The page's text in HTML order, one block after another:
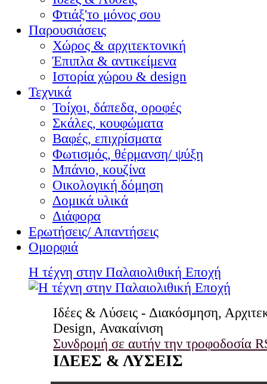
Φτιάξ'το μόνος σου
Παρουσιάσεις
Χώρος & αρχιτεκτονική
Έπιπλα & αντικείμενα
Ιστορία χώρου & design
Τεχνικά
Τοίχοι, δάπεδα, οροφές
Σκάλες, κουφώματα
Βαφές, επιχρίσματα
Φωτισμός, θέρμανση/ ψύξη
Μπάνιο, κουζίνα
Οικολογική δόμηση
Δομικά υλικά
Διάφορα
Ερωτήσεις/ Απαντήσεις
Ομορφιά
Η τέχνη στην Παλαιολιθική Εποχή
Ιδέες & Λύσεις - Διακόσμηση,
Design, Ανακαίνιση
Συνδρομή σε αυτήν την τροφοδοσία
ΙΔΕΕΣ & ΛΥΣΕΙΣ